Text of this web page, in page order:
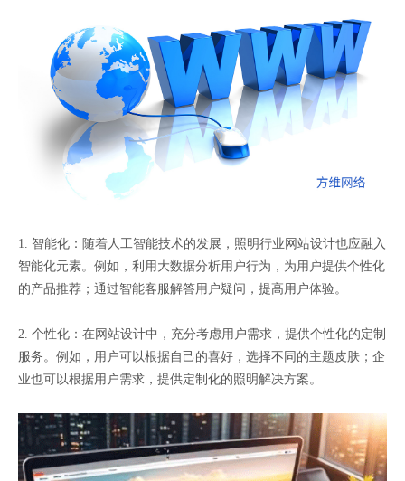
1. 智能化：随着人工智能技术的发展，照明行业网站设计也应融入
智能化元素。例如，利用大数据分析用户行为，为用户提供个性化
的产品推荐；通过智能客服解答用户疑问，提高用户体验。
2. 个性化：在网站设计中，充分考虑用户需求，提供个性化的定制
服务。例如，用户可以根据自己的喜好，选择不同的主题皮肤；企
业也可以根据用户需求，提供定制化的照明解决方案。